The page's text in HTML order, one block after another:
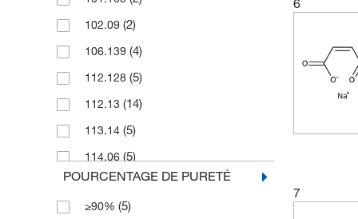
100 g(97)
100 mL(7)
100 mg(49)
1000 g (14)
1000 mL(3)
1 g(4)
(7)
2 kg(2)
102.09 (2)
106.139 (4)
112.128 (5)
112.13 (14)
113.14 (5)
114.06 (5)
114.14(5)
114.144(12)
POURCENTAGE DE PURETÉ
≥90% (5)
7